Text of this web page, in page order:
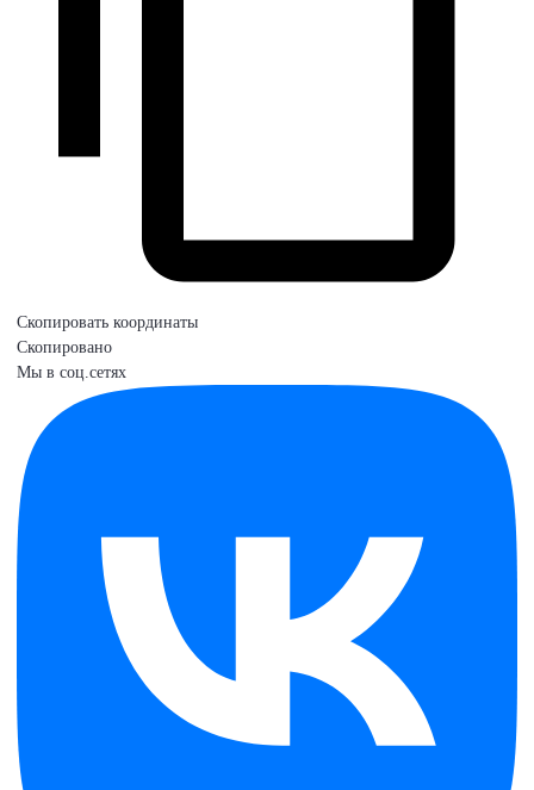
Скопировать координаты
Скопировано
Мы в соц.сетях